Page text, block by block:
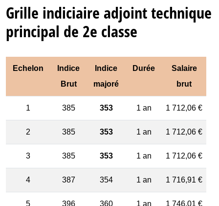
Grille indiciaire adjoint technique
principal de 2e classe
Echelon
Indice
Brut
Indice
majoré
Durée
Salaire
brut
1 385 353 1 an 1 712,06 €
2 385 353 1 an 1 712,06 €
3 385 353 1 an 1 712,06 €
4 387 354 1 an 1 716,91 €
5 396 360 1 an 1 746,01 €